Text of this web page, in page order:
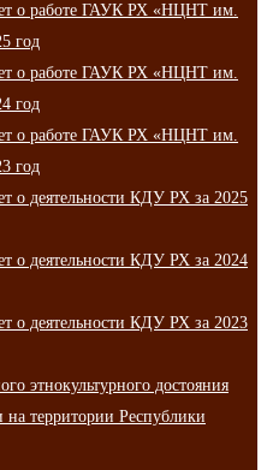
о работе ГАУК РХ «НЦНТ им.
год
о работе ГАУК РХ «НЦНТ им.
год
о работе ГАУК РХ «НЦНТ им.
год
о деятельности КДУ РХ за 2025
о деятельности КДУ РХ за 2024
о деятельности КДУ РХ за 2023
этнокультурного достояния
территории Республики